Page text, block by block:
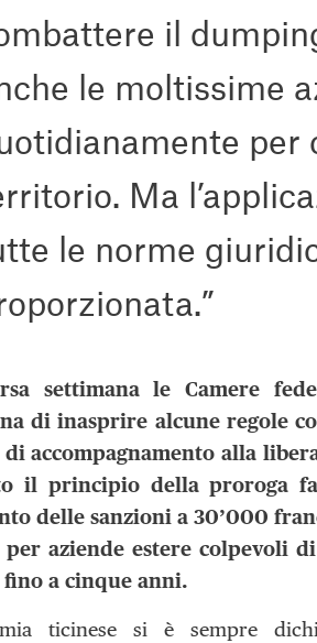
il
le moltissime
per
Ma
le norme
settimana le Camere
di inasprire alcune regole
accompagnamento alla
il principio della proroga
delle sanzioni a 30’000
aziende estere colpevoli
a cinque anni.
ticinese si è sempre